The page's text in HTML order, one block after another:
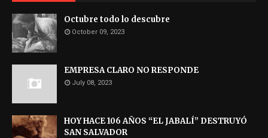
Octubre todo lo descubre
October 09, 2023
EMPRESA CLARO NO RESPONDE
July 08, 2023
HOY HACE 106 AÑOS “EL JABALÍ” DESTRUYÓ
SAN SALVADOR